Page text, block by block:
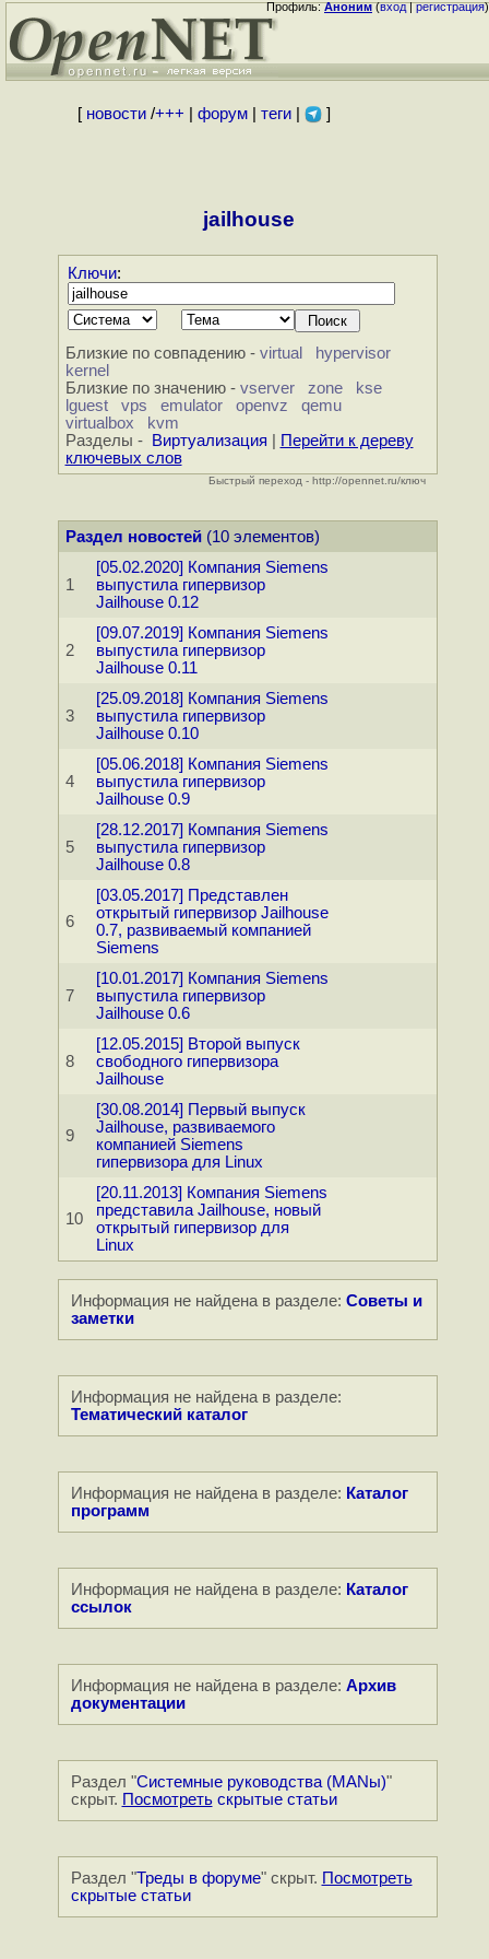
Профиль:Аноним(вход|регистрация)
[ новости/+++ форум| теги| ]
jailhouse
Ключи:
Близкие по совпадению - virtual
hypervisor
kernel
Близкие по значению - vserver zone
kse
lguest
vps emulator openvz
qemu
virtualbox
kvm
Разделы -
Виртуализация
Перейти к дереву
ключевых слов
Быстрый переход - http://opennet.ru/ключ
Раздел новостей(10 элементов)
1
[05.02.2020] Компания Siemens
выпустила гипервизор
Jailhouse 0.12
2
[09.07.2019] Компания Siemens
выпустила гипервизор
Jailhouse 0.11
3
[25.09.2018] Компания Siemens
выпустила гипервизор
Jailhouse 0.10
4
[05.06.2018] Компания Siemens
выпустила гипервизор
Jailhouse 0.9
5
[28.12.2017] Компания Siemens
выпустила гипервизор
Jailhouse 0.8
6
[03.05.2017] Представлен
открытый гипервизор Jailhouse
0.7, развиваемый компанией
Siemens
7
[10.01.2017] Компания Siemens
выпустила гипервизор
Jailhouse 0.6
8
[12.05.2015] Второй выпуск
свободного гипервизора
Jailhouse
9
[30.08.2014] Первый выпуск
Jailhouse, развиваемого
компанией Siemens
гипервизора для Linux
10
[20.11.2013] Компания Siemens
представила Jailhouse, новый
открытый гипервизор для
Linux
Информация не найдена в разделе: Советы и
заметки
Информация не найдена в разделе:
Тематический каталог
Информация не найдена в разделе: Каталог
программ
Информация не найдена в разделе: Каталог
ссылок
Информация не найдена в разделе: Архив
документации
Раздел "Системные руководства (MANы)"
скрыт. Посмотретьскрытые статьи
Раздел "Треды в форуме" скрыт. Посмотреть
скрытые статьи